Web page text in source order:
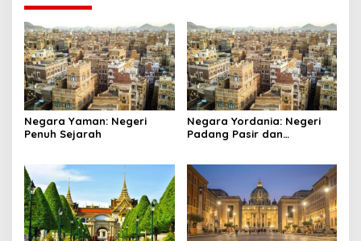
Negara Yaman: Negeri
Penuh Sejarah
Negara Yordania: Negeri
Padang Pasir dan